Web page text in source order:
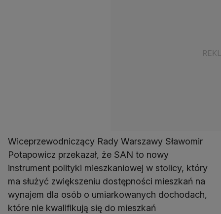
Wiceprzewodniczący Rady Warszawy Sławomir
Potapowicz przekazał, że SAN to nowy
instrument polityki mieszkaniowej w stolicy, który
ma służyć zwiększeniu dostępności mieszkań na
wynajem dla osób o umiarkowanych dochodach,
które nie kwalifikują się do mieszkań